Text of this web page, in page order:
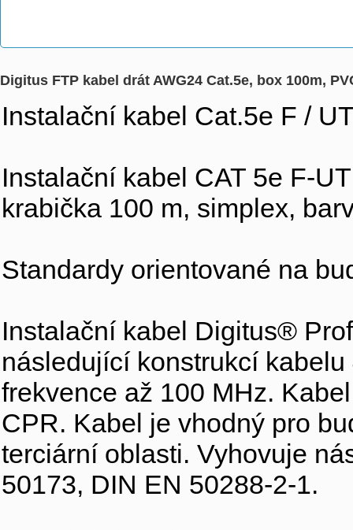
Digitus FTP kabel drát AWG24 Cat.5e, box 100m,
Instalační kabel Cat.5e F /
Instalační kabel CAT 5e F-
krabička 100 m, simplex,
Standardy orientované na
Instalační kabel Digitus®
následující konstrukcí
frekvence až 100 MHz.
CPR. Kabel je vhodný pro
terciární oblasti. Vyhovuje
50173, DIN EN 50288-2-1.